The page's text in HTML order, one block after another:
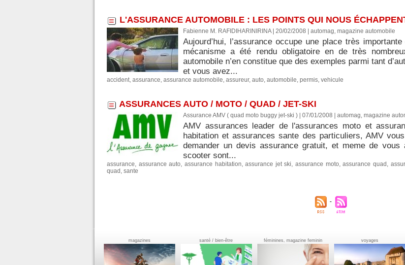
L'ASSURANCE AUTOMOBILE : LES POINTS QUI NOUS
Fabienne M. RAFIDIHARINIRINA | 20/02/2008 automag, magazine automobile
Aujourd’hui, l’assurance occupe une place très
mécanisme a été rendu obligatoire en de très
automobile n’en constitue que des exemples parmi tant
et vous avez...
accident, assurance, assurance automobile, assureur, auto, automobile, permis, vehicule
ASSURANCES AUTO / MOTO / QUAD / JET-SKI
Assurance AMV ( quad moto buggy jet-ski ) | 07/01/2008 automag, magazine
AMV assurances leader de l'assurances moto et
habitation et assurances sante des particuliers, AMV
demander un devis assurance gratuit, et meme de
scooter sont...
assurance, assurance auto, assurance habitation,assurance jet ski,assurance moto,assurance quad ,
quad , sante
magazines santé / bien-être féminines, magazine feminin voyages